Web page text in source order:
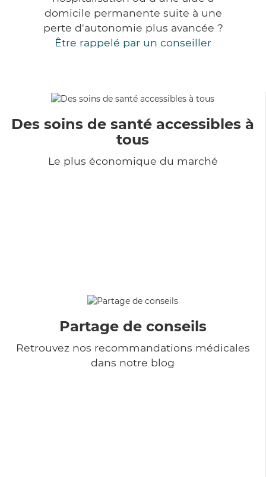
domicile permanente suite à une
perte d'autonomie plus avancée ?
Être rappelé par un conseiller
Des soins de santé accessibles à
tous
Le plus économique du marché
Partage de conseils
Retrouvez nos recommandations médicales
dans notre blog